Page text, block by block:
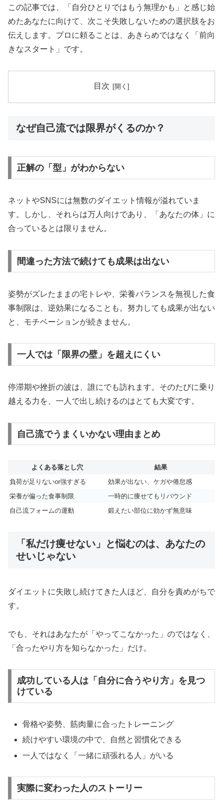
この記事では、「自分ひとりではもう無理かも」と感じ始
めたあなたに向けて、次こそ失敗しないための選択肢をお
伝えします。プロに頼ることは、あきらめではなく「前向
きなスタート」です。
目次
なぜ自己流では限界がくるのか？
正解の「型」がわからない
ネットやSNSには無数のダイエット情報が溢れていま
す。しかし、それらは万人向けであり、「あなたの体」に
合っているとは限りません。
間違った方法で続けても成果は出ない
姿勢がズレたままの宅トレや、栄養バランスを無視した食
事制限は、逆効果になることも。努力しても成果が出ない
と、モチベーションが続きません。
一人では「限界の壁」を超えにくい
停滞期や挫折の波は、誰にでも訪れます。そのたびに乗り
越える力を、一人で出し続けるのはとても大変です。
自己流でうまくいかない理由まとめ
よくある落とし穴
結果
負荷が足りないor強すぎる
効果が出ない、ケガや倦怠感
栄養が偏った食事制限
一時的に痩せてもリバウンド
自己流フォームの運動
鍛えたい部位に効かず無意味
「私だけ痩せない」と悩むのは、あなたの
せいじゃない
ダイエットに失敗し続けてきた人ほど、自分を責めがちで
す。
でも、それはあなたが「やってこなかった」のではなく、
「合ったやり方を知らなかった」だけ。
成功している人は「自分に合うやり方」を見つ
けている
骨格や姿勢、筋肉量に合ったトレーニング
続けやすい環境の中で、自然と習慣化できる
一人ではなく「一緒に頑張れる人」がいる
実際に変わった人のストーリー